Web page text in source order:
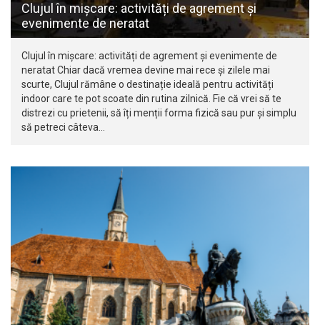
Clujul în mișcare: activități de agrement și
evenimente de neratat
Clujul în mișcare: activități de agrement și evenimente de
neratat Chiar dacă vremea devine mai rece și zilele mai
scurte, Clujul rămâne o destinație ideală pentru activități
indoor care te pot scoate din rutina zilnică. Fie că vrei să te
distrezi cu prietenii, să îți menții forma fizică sau pur și simplu
să petreci câteva…